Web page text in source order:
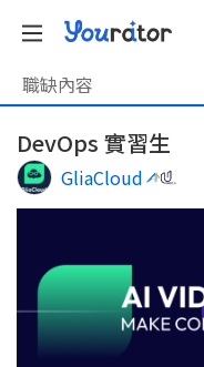
職缺內容
DevOps 實習生
GliaCloud